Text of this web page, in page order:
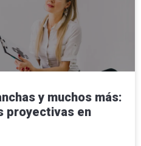
y muchos más:
proyectivas en